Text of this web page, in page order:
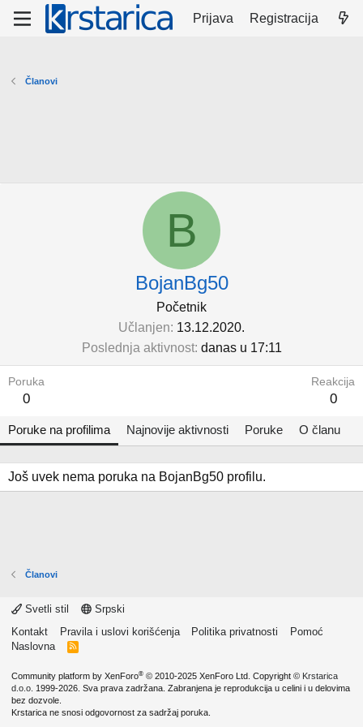
Prijava Registracija
Članovi
B
BojanBg50
Početnik
Učlanjen 13.12.2020.
Poslednja aktivnost danas u 17:11
Poruka
0
Reakcija
0
Poruke na profilima Najnovije aktivnosti Poruke O članu
Još uvek nema poruka na BojanBg50 profilu.
Članovi
Svetli stil
Srpski
Kontakt
Pravila i uslovi korišćenja Politika privatnosti
Pomoć
Naslovna
R
Community platform by XenForo® © 2010-2025 XenForo Ltd. Copyright © Krstarica
d.o.o. 1999-2026. Sva prava zadržana. Zabranjena je reprodukcija u celini i u delovima
bez dozvole.
Krstarica ne snosi odgovornost za sadržaj poruka.